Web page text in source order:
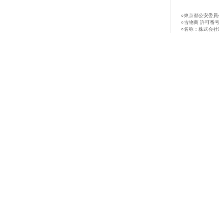
○東京都公安委
○古物商 許可番
○名称：株式会